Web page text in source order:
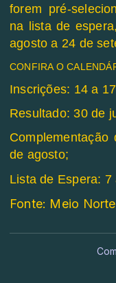
forem pré-
na lista de
agosto a 24 de
CONFIRA O
Inscrições: 14 a
Resultado: 30 de
de agosto;
Lista de Espera: 7
Fonte: Meio Norte